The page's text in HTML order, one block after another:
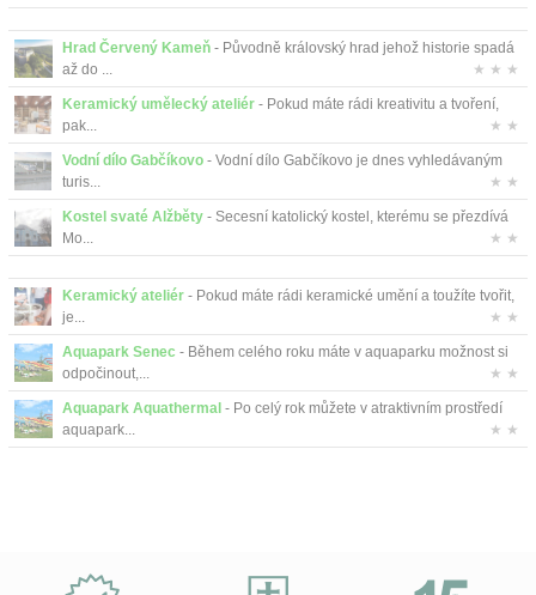
Hrad Červený Kameň - Původně královský hrad jehož historie spadá
až do ...
★ ★ ★
Keramický umělecký ateliér - Pokud máte rádi kreativitu a tvoření,
pak...
★ ★
Vodní dílo Gabčíkovo - Vodní dílo Gabčíkovo je dnes vyhledávaným
turis...
★ ★
Kostel svaté Alžběty - Secesní katolický kostel, kterému se přezdívá
Mo...
★ ★
Keramický ateliér - Pokud máte rádi keramické umění a toužíte tvořit,
je...
★ ★
Aquapark Senec - Během celého roku máte v aquaparku možnost si
odpočinout,...
★ ★
Aquapark Aquathermal - Po celý rok můžete v atraktivním prostředí
aquapark...
★ ★